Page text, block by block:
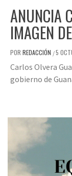
ANUNCIA
IMAGEN
POR REDACCIÓN /5
Carlos Olvera
gobierno de